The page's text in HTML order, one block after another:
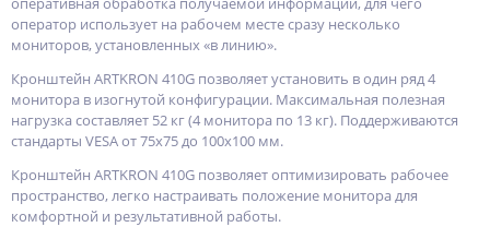
оператор использует на рабочем месте сразу несколько
мониторов, установленных «в линию».
Кронштейн ARTKRON 410G позволяет установить в один ряд 4
монитора в изогнутой конфигурации. Максимальная полезная
нагрузка составляет 52 кг (4 монитора по 13 кг). Поддерживаются
стандарты VESA от 75х75 до 100х100 мм.
Кронштейн ARTKRON 410G позволяет оптимизировать рабочее
пространство, легко настраивать положение монитора для
комфортной и результативной работы.